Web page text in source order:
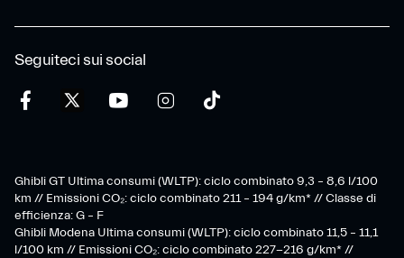
Seguiteci sui social
Ghibli GT Ultima consumi (WLTP): ciclo combinato 9,3 – 8,6 l/100
km // Emissioni CO₂: ciclo combinato 211 – 194 g/km* // Classe di
efficienza: G – F
Ghibli Modena Ultima consumi (WLTP): ciclo combinato 11,5 – 11,1
l/100 km // Emissioni CO₂: ciclo combinato 227-216 g/km* //